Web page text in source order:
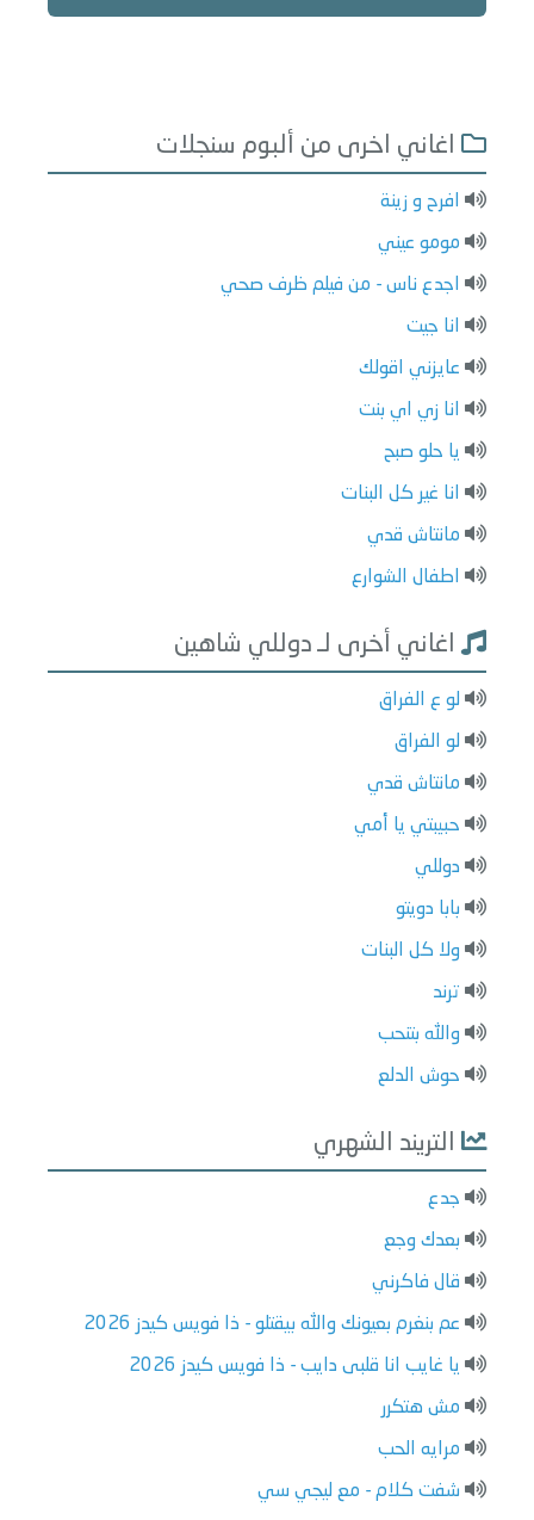
اغاني اخرى من ألبوم سنجلات
افرح و زينة
مومو عيني
اجدع ناس - من فيلم ظرف صحي
انا جيت
عايزني اقولك
انا زي اي بنت
يا حلو صبح
انا غير كل البنات
مانتاش قدي
اطفال الشوارع
اغاني أخرى لـ دوللي شاهين
لو ع الفراق
لو الفراق
مانتاش قدي
حبيبتي يا أمي
دوللي
بابا دويتو
ولا كل البنات
ترند
والله بتنحب
حوش الدلع
التريند الشهري
جدع
بعدك وجع
قال فاكرني
عم بنغرم بعيونك والله بيقتلو - ذا فويس كيدز 2026
يا غايب انا قلبى دايب - ذا فويس كيدز 2026
مش هتكرر
مرايه الحب
شفت كلام - مع ليجي سي